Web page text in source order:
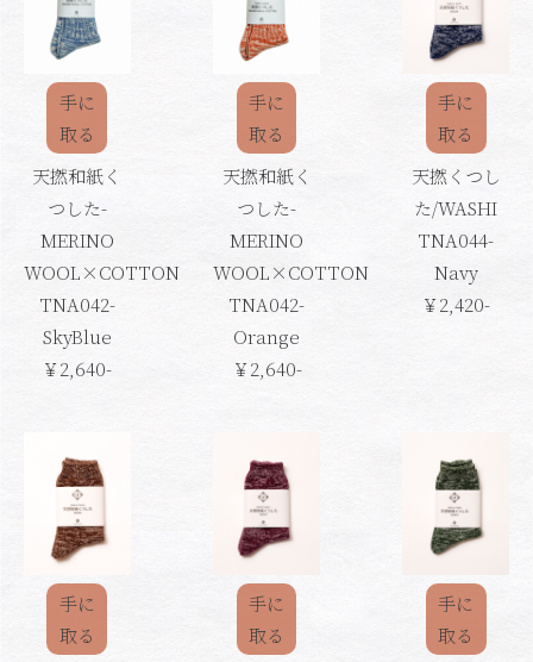
手に
取る
天撚和紙く
つした-
MERINO
WOOL×COTTON
TNA042-
SkyBlue
￥2,640-
手に
取る
天撚和紙く
つした-
MERINO
WOOL×COTTON
TNA042-
Orange
￥2,640-
手に
取る
天撚くつし
た/WASHI
TNA044-
Navy
￥2,420-
手に
取る
手に
取る
手に
取る